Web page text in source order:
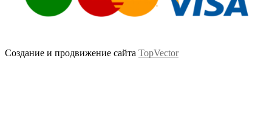
Создание и продвижение сайта TopVector